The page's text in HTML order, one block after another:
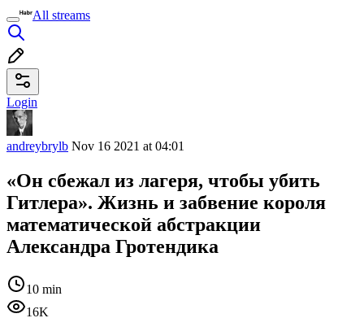
All streams
Login
andreybrylb Nov 16 2021 at 04:01
«Он сбежал из лагеря, чтобы убить
Гитлера». Жизнь и забвение короля
математической абстракции
Александра Гротендика
10 min
16K